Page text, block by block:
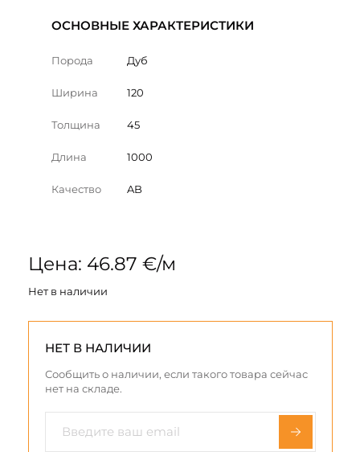
ОСНОВНЫЕ ХАРАКТЕРИСТИКИ
Порода Дуб
Ширина 120
Толщина 45
Длина 1000
Качество AB
Цена: 46.87 €/м
Нет в наличии
НЕТ В НАЛИЧИИ
Сообщить о наличии, если такого товара сейчас
нет на складе.